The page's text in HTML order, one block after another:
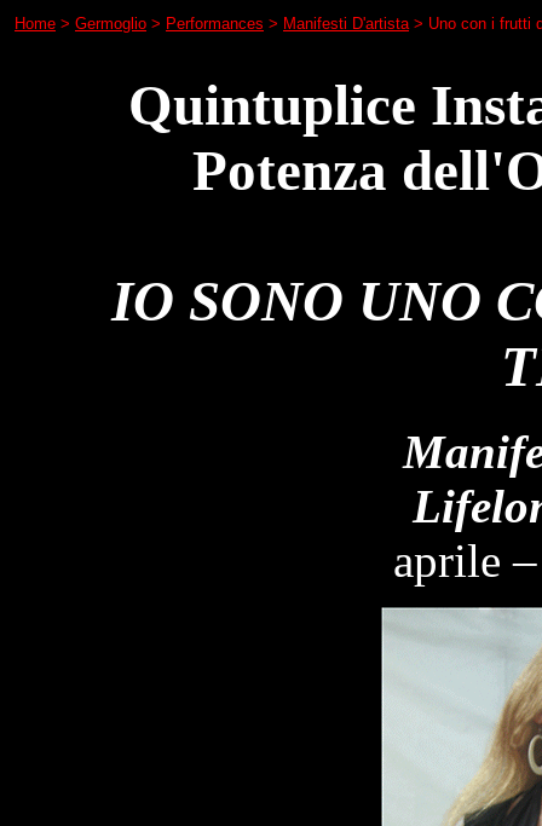
Home > Germoglio > Performances > Manifesti D'artista> Uno con i frutti
Quintuplice
Potenza
IO SONO UNO
aprile